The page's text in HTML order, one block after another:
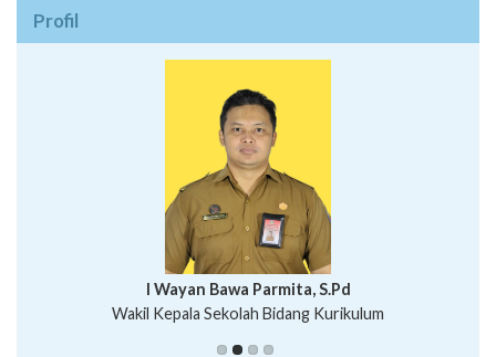
Putu Suhartana, S.Pd.
I Wayan Bawa Parmita, S.Pd
Wakil Kepala Sekolah Bidang Kurikulum
I Wayan Gede Aditya Pratita, S.Pd., M.Sn
Wakil Kepala Sekolah Bidang Kesiswaan
Ni Wayan Nopi Sutantri, S.Pd.